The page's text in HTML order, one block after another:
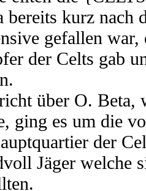
bereits kurz nach
gefallen war,
der Celts gab
über O. Beta,
ging es um die
der
Jäger welche